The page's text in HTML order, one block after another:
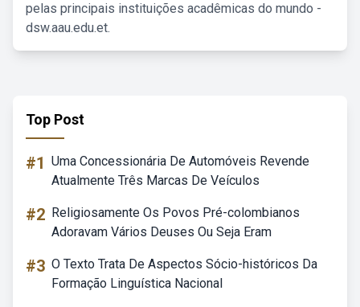
pelas principais instituições acadêmicas do mundo -
dsw.aau.edu.et.
Top Post
#1 Uma Concessionária De Automóveis Revende
Atualmente Três Marcas De Veículos
#2 Religiosamente Os Povos Pré-colombianos
Adoravam Vários Deuses Ou Seja Eram
#3 O Texto Trata De Aspectos Sócio-históricos Da
Formação Linguística Nacional